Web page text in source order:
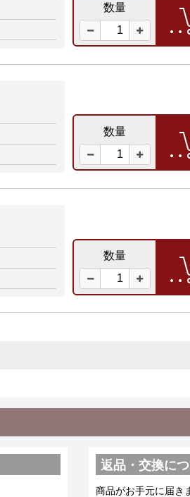
数量
数量
数量
返品・交換に
商品がお手元に届き